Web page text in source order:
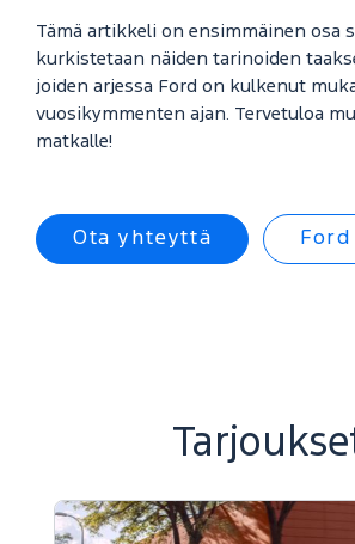
Tämä artikkeli on ensimmäinen osa
kurkistetaan näiden tarinoiden
joiden arjessa Ford on kulkenut
vuosikymmenten ajan. Tervetuloa
matkalle!
Ota yhteyttä